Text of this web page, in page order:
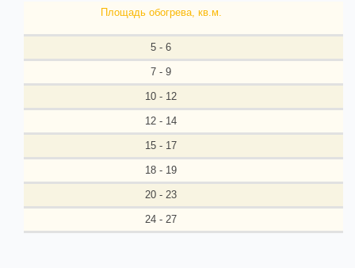
Площадь обогрева, кв.м.
5 - 6
7 - 9
10 - 12
12 - 14
15 - 17
18 - 19
20 - 23
24 - 27